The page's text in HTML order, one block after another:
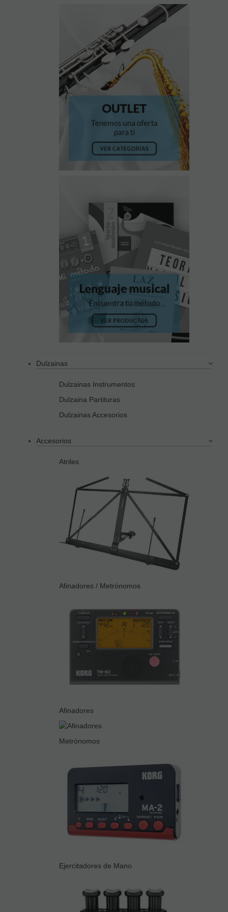
Dulzainas
Dulzainas Instrumentos
Dulzaina Partituras
Dulzainas Accesorios
Accesorios
Atriles
Afinadores / Metrónomos
Afinadores
Metrónomos
Ejercitadores de Mano